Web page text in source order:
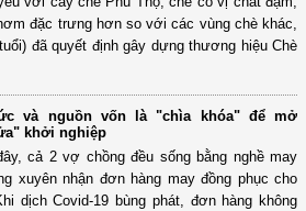
đặc trưng hơn so với các vùng chè khác,
đã quyết định gây dựng thương hiệu Chè
và nguồn vốn là "chìa khóa" để mở
khởi nghiệp
cả 2 vợ chồng đều sống bằng nghề may
xuyên nhận đơn hàng may đồng phục cho
dịch Covid-19 bùng phát, đơn hàng không